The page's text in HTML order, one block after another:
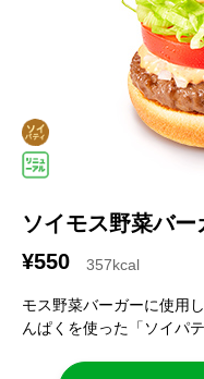
ソイモス野菜バー
¥550
357kcal
モス野菜バーガーに使用
んぱくを使った「ソイパ